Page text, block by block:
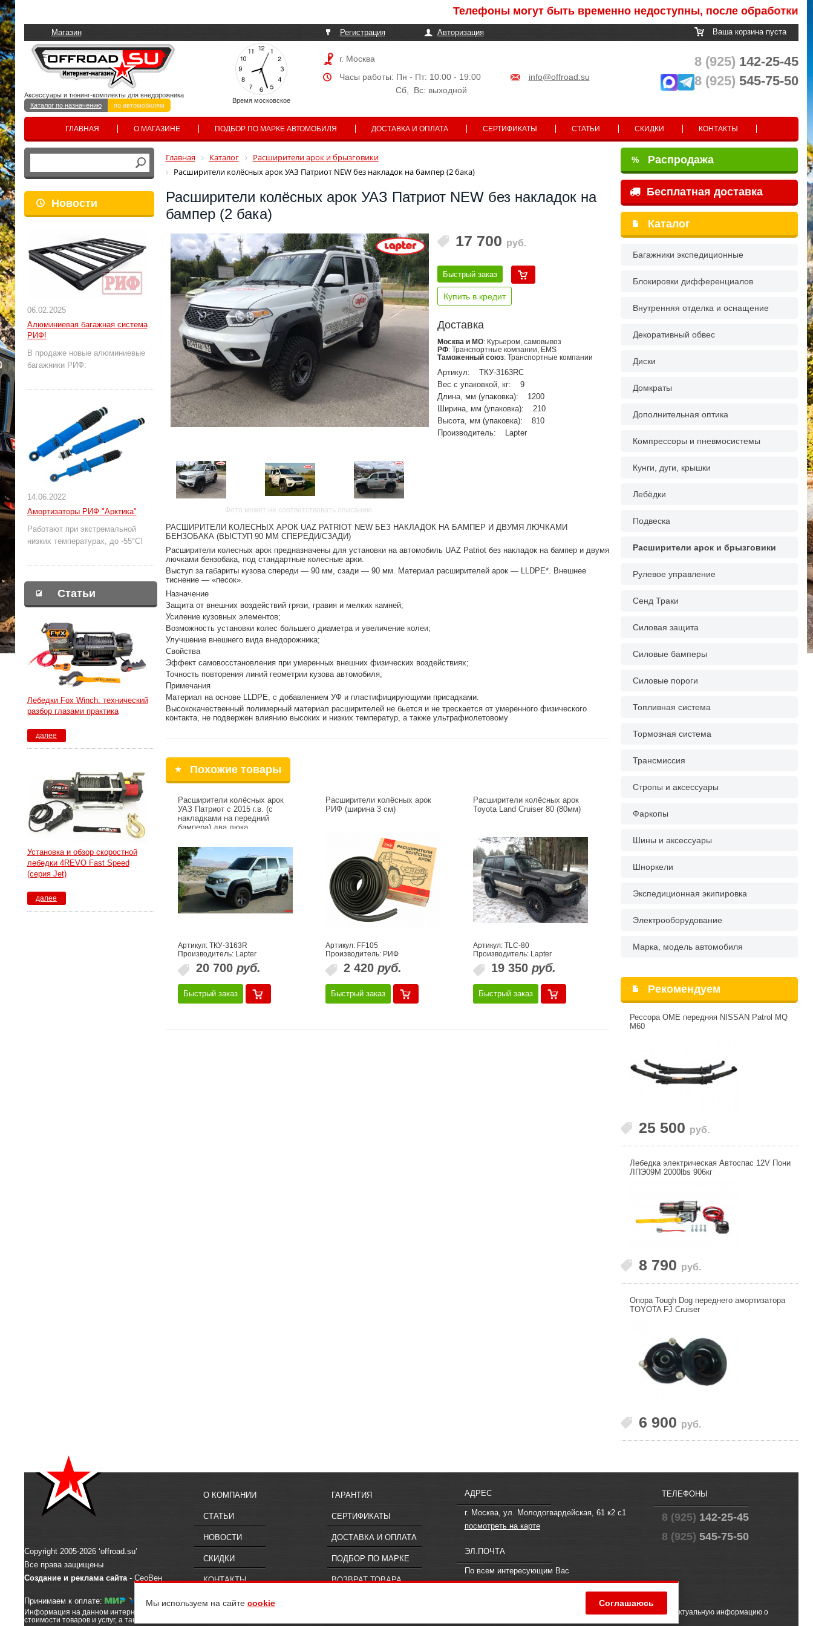
Телефоны могут быть временно недоступны, после обработки
Магазин Регистрация Авторизация Ваша корзина пуста
Время московское
Аксессуары и тюнинг-комплекты для внедорожника
Каталог по назначению
по автомобилям
г. Москва
Часы работы: Пн - Пт: 10:00 - 19:00
info@offroad.su
Сб, Вс: выходной
8 (925) 142-25-45
8 (925) 545-75-50
ГЛАВНАЯ О МАГАЗИНЕ ПОДБОР ПО МАРКЕ АВТОМОБИЛЯ ДОСТАВКА И ОПЛАТА СЕРТИФИКАТЫ СТАТЬИ СКИДКИ КОНТАКТЫ
Новости
06.02.2025
Алюминиевая багажная система
РИФ!
В продаже новые алюминиевые
багажники РИФ:
14.06.2022
Амортизаторы РИФ "Арктика"
Работают при экстремальной
низких температурах, до -55°С!
Статьи
Лебедки Fox Winch: технический
разбор глазами практика
далее
Установка и обзор скоростной
лебедки 4REVO Fast Speed
(серия Jet)
далее
Главная Каталог
Расширители арок и брызговики
Расширители колёсных арок УАЗ Патриот NEW без накладок на бампер (2 бака)
Расширители колёсных арок УАЗ Патриот NEW без накладок на
бампер (2 бака)
Фото может не соответствовать описанию
17 700 руб.
Быстрый заказ
Купить в кредит
Доставка
Москва и МО: Курьером, самовывоз
РФ: Транспортные компании, EMS
Таможенный союз: Транспортные компании
Артикул:
ТКУ-3163RС
Вес с упаковкой, кг:
9
Длина, мм (упаковка):
1200
Ширина, мм (упаковка):
210
Высота, мм (упаковка):
810
Производитель:
Lapter
РАСШИРИТЕЛИ КОЛЕСНЫХ АРОК UAZ PATRIOT NEW БЕЗ НАКЛАДОК НА БАМПЕР И ДВУМЯ ЛЮЧКАМИ
БЕНЗОБАКА (ВЫСТУП 90 ММ СПЕРЕДИ/СЗАДИ)
Расширители колесных арок предназначены для установки на автомобиль UAZ Patriot без накладок на бампер и двумя
лючками бензобака, под стандартные колесные арки.
Выступ за габариты кузова спереди — 90 мм, сзади — 90 мм. Материал расширителей арок — LLDPE*. Внешнее
тиснение — «песок».
Назначение
Защита от внешних воздействий грязи, гравия и мелких камней;
Усиление кузовных элементов;
Возможность установки колес большего диаметра и увеличение колеи;
Улучшение внешнего вида внедорожника;
Свойства
Эффект самовосстановления при умеренных внешних физических воздействиях;
Точность повторения линий геометрии кузова автомобиля;
Примечания
Материал на основе LLDPE, с добавлением УФ и пластифицирующими присадками.
Высококачественный полимерный материал расширителей не бьется и не трескается от умеренного физического
контакта, не подвержен влиянию высоких и низких температур, а также ультрафиолетовому
Похожие товары
Расширители колёсных арок
УАЗ Патриот с 2015 г.в. (с
накладками на передний
бампера) два люка
Артикул: ТКУ-3163R
Производитель: Lapter
20 700 руб.
Быстрый заказ
Расширители колёсных арок
РИФ (ширина 3 см)
Артикул: FF105
Производитель: РИФ
2 420 руб.
Быстрый заказ
Расширители колёсных арок
Toyota Land Cruiser 80 (80мм)
Артикул: TLC-80
Производитель: Lapter
19 350 руб.
Быстрый заказ
% Распродажа
Бесплатная доставка
Каталог
Багажники экспедиционные
Блокировки дифференциалов
Внутренняя отделка и оснащение
Декоративный обвес
Диски
Домкраты
Дополнительная оптика
Компрессоры и пневмосистемы
Кунги, дуги, крышки
Лебёдки
Подвеска
Расширители арок и брызговики
Рулевое управление
Сенд Траки
Силовая защита
Силовые бамперы
Силовые пороги
Топливная система
Тормозная система
Трансмиссия
Стропы и аксессуары
Фаркопы
Шины и аксессуары
Шноркели
Экспедиционная экипировка
Электрооборудование
Марка, модель автомобиля
Рекомендуем
Рессора OME передняя NISSAN Patrol MQ
M60
25 500 руб.
Лебедка электрическая Автоспас 12V Пони
ЛПЭ09М 2000lbs 906кг
8 790 руб.
Опора Tough Dog переднего амортизатора
TOYOTA FJ Cruiser
6 900 руб.
Copyright 2005-2026 ‘offroad.su’
Все права защищены
Создание и реклама сайта- СеоВен
Принимаем к оплате:
О КОМПАНИИ
СТАТЬИ
НОВОСТИ
СКИДКИ
КОНТАКТЫ
ГАРАНТИЯ
СЕРТИФИКАТЫ
ДОСТАВКА И ОПЛАТА
ПОДБОР ПО МАРКЕ
ВОЗВРАТ ТОВАРА
АДРЕС
г. Москва, ул. Молодогвардейская, 61 к2 с1
посмотреть на карте
ЭЛ.ПОЧТА
По всем интересующим Вас
вопросам пишитеinfo@offroad.su
ТЕЛЕФОНЫ
8 (925) 142-25-45
8 (925) 545-75-50
Информация на данном интернет-сайте предназначена для ознакомления, не является публичной офертой, определяемой положениями статьи 437 (2) ГК РФ. Чтобы получить точную и актуальную информацию о
стоимости товаров и услуг, а также их наличии, вы можете обратиться к менеджерам компании «Offroad.su».
Мы используем на сайте cookie Соглашаюсь